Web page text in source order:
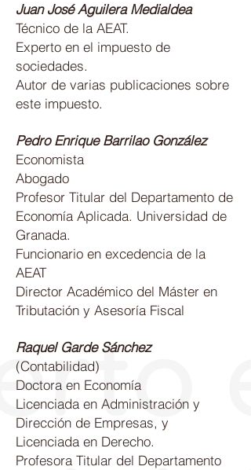
Juan José Aguilera Medialdea
Técnico de la AEAT.
Experto en el impuesto de
sociedades.
Autor de varias publicaciones sobre
este impuesto.
Pedro Enrique Barrilao González
Economista
Abogado
Profesor Titular del Departamento de
Economía Aplicada. Universidad de
Granada.
Funcionario en excedencia de la
AEAT
Director Académico del Máster en
Tributación y Asesoría Fiscal
Raquel Garde Sánchez
(Contabilidad)
Doctora en Economía
Licenciada en Administración y
Dirección de Empresas, y
Licenciada en Derecho.
Profesora Titular del Departamento